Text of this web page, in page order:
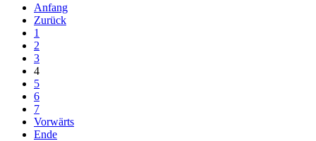
Anfang
Zurück
1
2
3
4
5
6
7
Vorwärts
Ende